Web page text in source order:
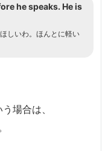
he speaks. He is
しいわ。ほんとに軽い
場合は、